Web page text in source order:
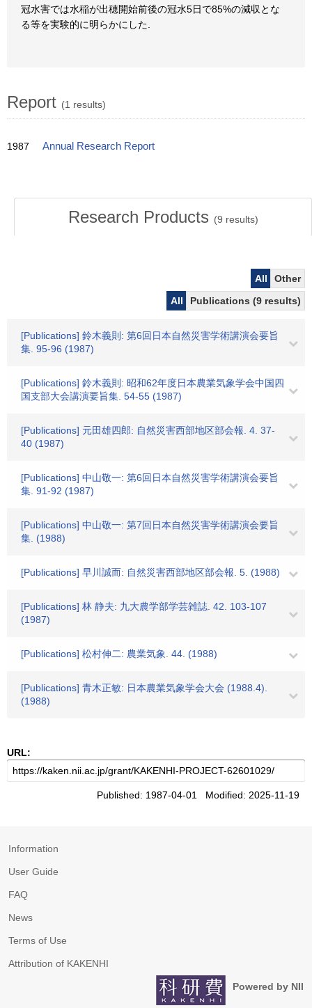
冠水害では水稲が出穂開始前後の冠水5日で85%の減収とな
る等を実験的に明らかにした.
Report (1 results)
1987 Annual Research Report
Research Products (9 results)
All
Other
All
Publications (9 results)
[Publications] 鈴木義則: 第6回日本自然災害学術講演会要旨
集. 95-96 (1987)
[Publications] 鈴木義則: 昭和62年度日本農業気象学会中国四
国支部大会講演要旨集. 54-55 (1987)
[Publications] 元田雄四郎: 自然災害西部地区部会報. 4. 37-
40 (1987)
[Publications] 中山敬一: 第6回日本自然災害学術講演会要旨
集. 91-92 (1987)
[Publications] 中山敬一: 第7回日本自然災害学術講演会要旨
集. (1988)
[Publications] 早川誠而: 自然災害西部地区部会報. 5. (1988)
[Publications] 林 静夫: 九大農学部学芸雑誌. 42. 103-107
(1987)
[Publications] 松村伸二: 農業気象. 44. (1988)
[Publications] 青木正敏: 日本農業気象学会大会 (1988.4).
(1988)
URL:
Published: 1987-04-01 Modified: 2025-11-19
Information
User Guide
FAQ
News
Terms of Use
Attribution of KAKENHI
Powered by NII